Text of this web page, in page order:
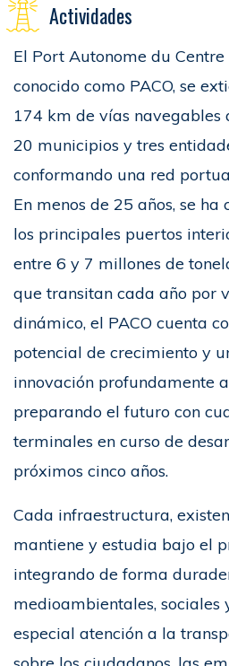
Actividades
El Port Autonome du Centre
conocido como PACO, se
174 km de vías navegables
20 municipios y tres
conformando una red
En menos de 25 años, se
los principales puertos
entre 6 y 7 millones de
que transitan cada año por
dinámico, el PACO cuenta
potencial de crecimiento y
innovación profundamente
preparando el futuro con
terminales en curso de
próximos cinco años.
Cada infraestructura,
mantiene y estudia bajo el
integrando de forma
medioambientales, sociales
especial atención a la